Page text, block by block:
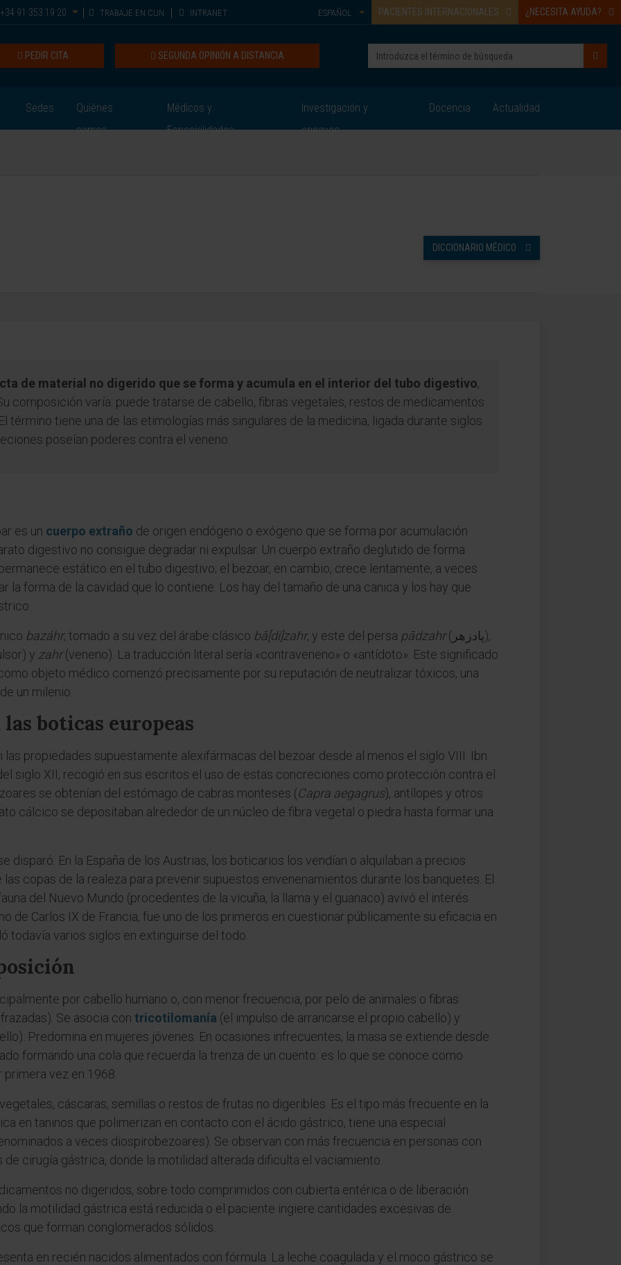
+34 91 353 19 20 TRABAJE EN CUN INTRANET PACIENTES INTERNACIONALES ¿NECESITA AYUDA?
ESPAÑOL
SEGUNDA OPINIÓN A DISTANCIA
PEDIR CITA
Sedes
Quiénes
somos
Médicos y
Especialidades
Investigación y
ensayos
Docencia Actualidad
DICCIONARIO MÉDICO
de material no digerido que se forma y acumula en el interior del tubo digestivo,
Su composición varía: puede tratarse de cabello, fibras vegetales, restos de medicamentos
término tiene una de las etimologías más singulares de la medicina, ligada durante siglos
poseían poderes contra el veneno.
es un cuerpo extraño de origen endógeno o exógeno que se forma por acumulación
digestivo no consigue degradar ni expulsar. Un cuerpo extraño deglutido de forma
estático en el tubo digestivo; el bezoar, en cambio, crece lentamente, a veces
la forma de la cavidad que lo contiene. Los hay del tamaño de una canica y los hay que
bazáhr, tomado a su vez del árabe clásico bā[di]zahr, y este del persa pādzahr(پادزهر),
y zahr(veneno). La traducción literal sería «contraveneno» o «antídoto». Este significado
objeto médico comenzó precisamente por su reputación de neutralizar tóxicos, una
un milenio.
boticas europeas
propiedades supuestamente alexifármacas del bezoar desde al menos el siglo VIII. Ibn
siglo XII, recogió en sus escritos el uso de estas concreciones como protección contra el
se obtenían del estómago de cabras monteses (Capra aegagrus), antílopes y otros
cálcico se depositaban alrededor de un núcleo de fibra vegetal o piedra hasta formar una
disparó. En la España de los Austrias, los boticarios los vendían o alquilaban a precios
copas de la realeza para prevenir supuestos envenenamientos durante los banquetes. El
del Nuevo Mundo (procedentes de la vicuña, la llama y el guanaco) avivó el interés
de Carlos IX de Francia, fue uno de los primeros en cuestionar públicamente su eficacia en
todavía varios siglos en extinguirse del todo.
por cabello humano o, con menor frecuencia, por pelo de animales o fibras
Se asocia con tricotilomanía (el impulso de arrancarse el propio cabello) y
Predomina en mujeres jóvenes. En ocasiones infrecuentes, la masa se extiende desde
formando una cola que recuerda la trenza de un cuento: es lo que se conoce como
vez en 1968.
cáscaras, semillas o restos de frutas no digeribles. Es el tipo más frecuente en la
en taninos que polimerizan en contacto con el ácido gástrico, tiene una especial
a veces diospirobezoares). Se observan con más frecuencia en personas con
cirugía gástrica, donde la motilidad alterada dificulta el vaciamiento.
no digeridos, sobre todo comprimidos con cubierta entérica o de liberación
la motilidad gástrica está reducida o el paciente ingiere cantidades excesivas de
que forman conglomerados sólidos.
en recién nacidos alimentados con fórmula. La leche coagulada y el moco gástrico se